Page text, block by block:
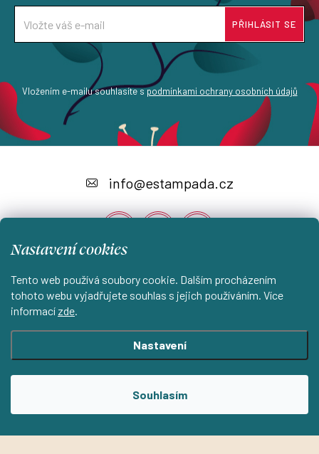
Nastavení cookies
Tento web používá soubory cookie. Dalším procházením
tohoto webu vyjadřujete souhlas s jejich používáním. Více
informací zde.
Nastavení
Souhlasím
Vložením e-mailu souhlasíte spodmínkami ochrany osobních údajů
PŘIHLÁSIT SE
a
Instagram
info@estampada.cz
Shoptet.cz KantorStudio.cz
Vytvořil Shoptet
ESTAMPADA s.r.o.. Všechna práva vyhrazena.